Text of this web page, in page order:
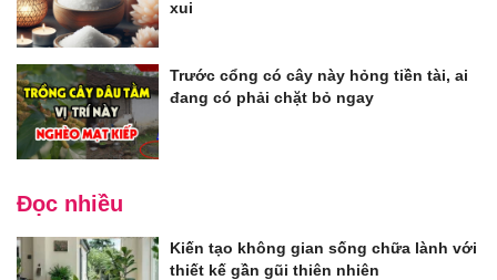
xui
Trước cổng có cây này hỏng tiền tài, ai
đang có phải chặt bỏ ngay
Đọc nhiều
Kiến tạo không gian sống chữa lành với
thiết kế gần gũi thiên nhiên